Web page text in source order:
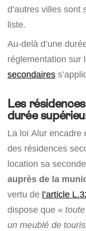
d’autres villes sont
liste.
Au-delà d’une
réglementation sur
secondaires
Les
durée
La loi Alur encadre
des résidences
location sa
auprès de la
vertu de l’article
dispose que «
un meublé de